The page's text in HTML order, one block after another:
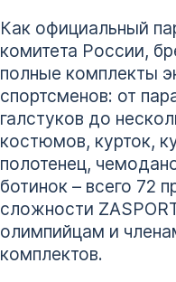
Как официальный
комитета России,
полные комплекты
спортсменов: от
галстуков до
костюмов, курток,
полотенец,
ботинок – всего 72
сложности
олимпийцам и
комплектов.